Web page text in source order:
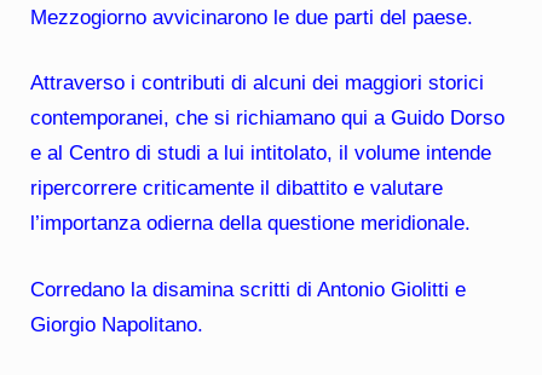
Mezzogiorno avvicinarono le due parti del paese.
Attraverso i contributi di alcuni dei maggiori storici
contemporanei, che si richiamano qui a Guido Dorso
e al Centro di studi a lui intitolato, il volume intende
ripercorrere criticamente il dibattito e valutare
l’importanza odierna della questione meridionale.
Corredano la disamina scritti di Antonio Giolitti e
Giorgio Napolitano.